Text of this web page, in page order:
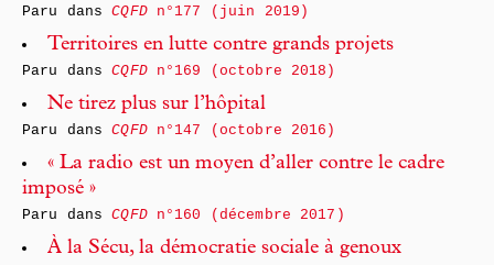
Paru dansCQFDn°177 (juin 2019)
Territoires en lutte contre grands projets
Paru dansCQFDn°169 (octobre 2018)
Ne tirez plus sur l’hôpital
Paru dansCQFDn°147 (octobre 2016)
« La radio est un moyen d’aller contre le cadre
imposé »
Paru dansCQFDn°160 (décembre 2017)
À la Sécu, la démocratie sociale à genoux